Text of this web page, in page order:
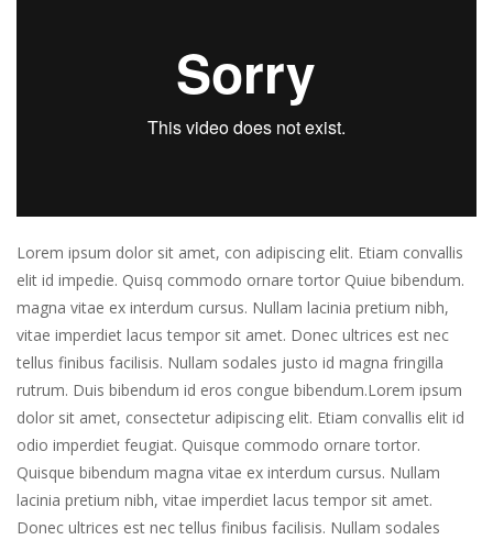
Lorem ipsum dolor sit amet, con adipiscing elit. Etiam convallis
elit id impedie. Quisq commodo ornare tortor Quiue bibendum.
magna vitae ex interdum cursus. Nullam lacinia pretium nibh,
vitae imperdiet lacus tempor sit amet. Donec ultrices est nec
tellus finibus facilisis. Nullam sodales justo id magna fringilla
rutrum. Duis bibendum id eros congue bibendum.Lorem ipsum
dolor sit amet, consectetur adipiscing elit. Etiam convallis elit id
odio imperdiet feugiat. Quisque commodo ornare tortor.
Quisque bibendum magna vitae ex interdum cursus. Nullam
lacinia pretium nibh, vitae imperdiet lacus tempor sit amet.
Donec ultrices est nec tellus finibus facilisis. Nullam sodales